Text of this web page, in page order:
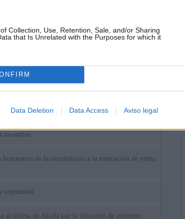
Collection, Use, Retention, Sale, and/or Sharing
that Is Unrelated with the Purposes for which it
Data Deletion Data Access Aviso legal
señaló por la compra del ático: "Lo que no se dice es
incendios
honorarios de la inmobiliaria a la estimación de venta
impunidad
alcaldesa de Alcalá por la filtración de informes